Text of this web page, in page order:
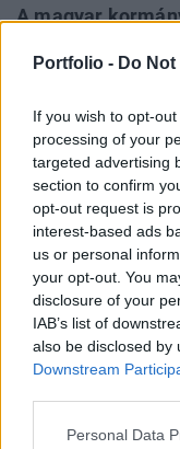
Portfolio - Do
If you wish to opt-
processing of your
targeted advertising
section to confirm
opt-out request is
interest-based ads
us or personal
your opt-out. You
disclosure of your
IAB’s list of
also be disclosed by
Downstream
Personal Data
A magyar
es európai uniós
olyan
Innovációs és
államtitkára
György László a
fórumsorozatának
sajtótájékoztatón
kívánják a
hónappal a
és el kívánják érni,